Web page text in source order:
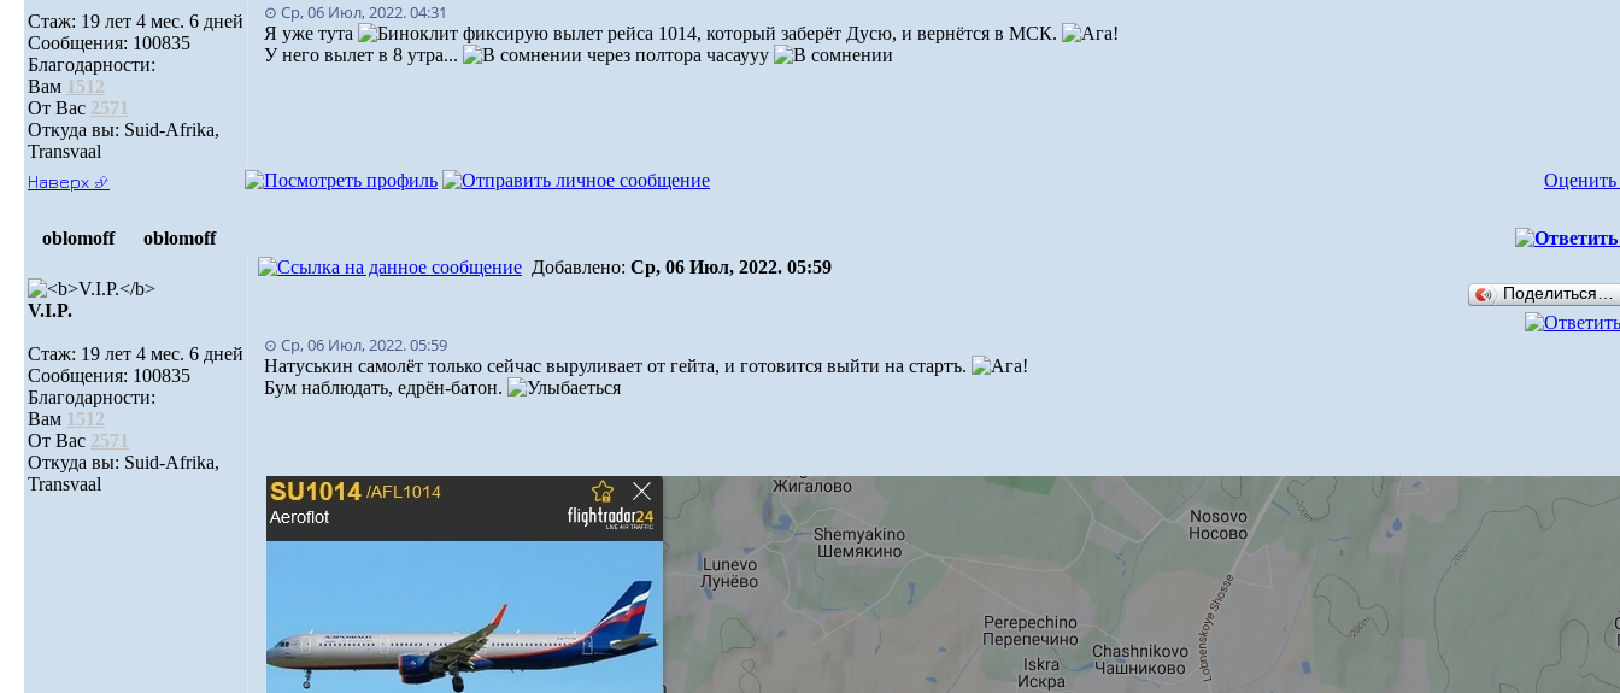
Стаж: 19 лет 4 мес. 6 дней
Сообщения: 100835
Благодарности:
Вам 1512
От Вас 2571
Откуда вы: Suid-Afrika,
Transvaal
⊙ Ср, 06 Июл, 2022. 04:31
Я уже тута
фиксирую вылет рейса 1014, который заберёт Дусю, и вернётся в МСК.
У него вылет в 8 утра...
через полтора часаууу
Наверх ⮵ Оценить
oblomoff oblomoff
V.I.P.
Стаж: 19 лет 4 мес. 6 дней
Сообщения: 100835
Благодарности:
Вам 1512
От Вас 2571
Откуда вы: Suid-Afrika,
Transvaal
Добавлено: Ср, 06 Июл, 2022. 05:59
Поделиться…
⊙ Ср, 06 Июл, 2022. 05:59
Натуськин самолёт только сейчас выруливает от гейта, и готовится выйти на стартъ.
Бум наблюдать, едрён-батон.